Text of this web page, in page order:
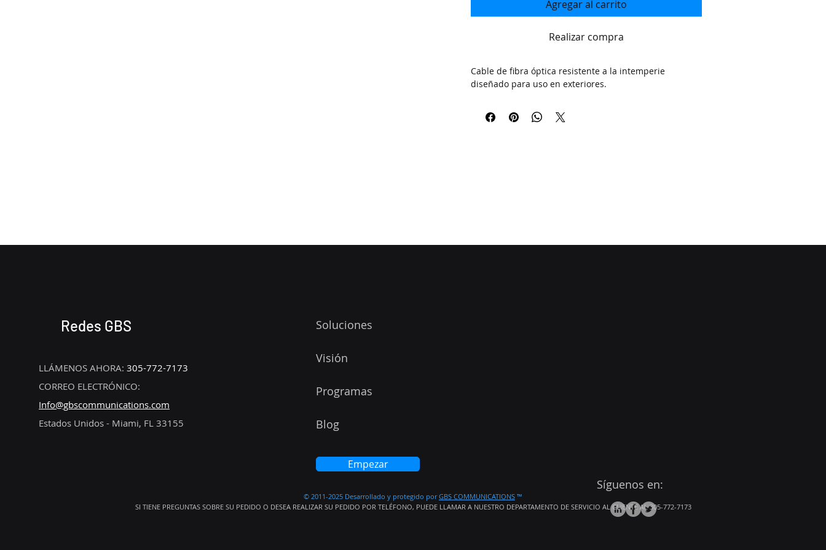
Agregar al carrito
Realizar compra
Cable de fibra óptica resistente a la intemperie
diseñado para uso en exteriores.
Redes GBS
LLÁMENOS AHORA: 305-772-7173
CORREO ELECTRÓNICO:
Info@gbscommunications.com
Estados Unidos - Miami, FL 33155
Soluciones
Visión
Programas
Blog
Empezar
Síguenos en:
© 2011-2025 Desarrollado y protegido porGBS COMMUNICATIONS ™
SI TIENE PREGUNTAS SOBRE SU PEDIDO O DESEA REALIZAR SU PEDIDO POR TELÉFONO, PUEDE LLAMAR A NUESTRO DEPARTAMENTO DE SERVICIO AL CLIENTE AL 305-772-7173